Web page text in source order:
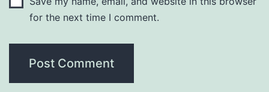
for the next time I comment.